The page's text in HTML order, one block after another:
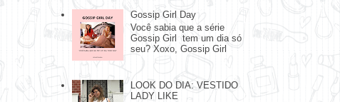
Gossip Girl Day
Você sabia que a série
Gossip Girl tem um dia só
seu? Xoxo, Gossip Girl
LOOK DO DIA: VESTIDO
LADY LIKE